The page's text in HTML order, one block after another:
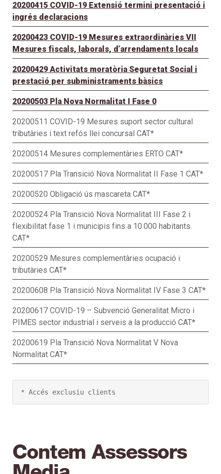
20200415 COVID-19 Extensió termini presentació i
ingrés declaracions
20200423 COVID-19 Mesures extraordinàries VII
Mesures fiscals, laborals, d’arrendaments locals
20200429 Activitats moratòria Seguretat Social i
prestació per subministraments bàsics
20200503 Pla Nova Normalitat I Fase 0
20200511 COVID-19 Mesures suport sector cultural
tributàries i text refós llei concursal CAT*
20200514 Mesures complementàries ERTO CAT*
20200517 Pla Transició Nova Normalitat II Fase 1 CAT*
20200520 Obligació ús mascareta CAT*
20200524 Pla Transició Nova Normalitat III Fase 2 i
flexibilitat fase 1 i municipis fins a 10.000 habitants
CAT*
20200529 Mesures complementàries ocupació i
tributàries CAT*
20200608 Pla Transició Nova Normalitat IV Fase 3 CAT*
20200617 COVID-19 – Subvenció Generalitat Micro i
PIMES sector industrial i serveis a la producció CAT*
20200619 Pla Transició Nova Normalitat V Nova
Normalitat CAT*
* Accés exclusiu clients
Contem Assessors